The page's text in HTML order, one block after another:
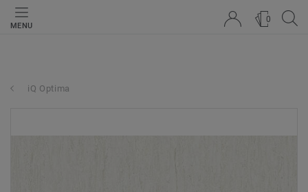
MENU
0
iQ Optima